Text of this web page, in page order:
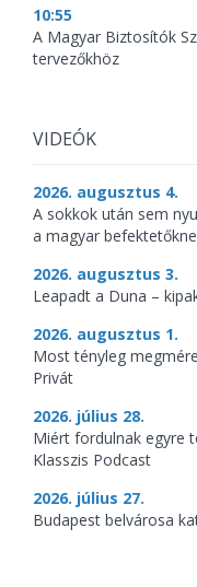
10:55
A Magyar Biztosítók
tervezőkhöz
VIDEÓK
2026. augusztus 4.
A sokkok után sem
a magyar
2026. augusztus 3.
Leapadt a Duna –
2026. augusztus 1.
Most tényleg
Privát
2026. július 28.
Miért fordulnak egyre
Klasszis Podcast
2026. július 27.
Budapest belvárosa